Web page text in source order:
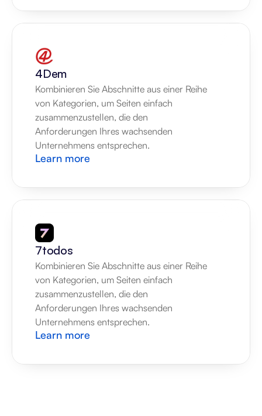
4Dem
Kombinieren Sie Abschnitte aus einer Reihe
von Kategorien, um Seiten einfach
zusammenzustellen, die den
Anforderungen Ihres wachsenden
Unternehmens entsprechen.
Learn more
7todos
Kombinieren Sie Abschnitte aus einer Reihe
von Kategorien, um Seiten einfach
zusammenzustellen, die den
Anforderungen Ihres wachsenden
Unternehmens entsprechen.
Learn more